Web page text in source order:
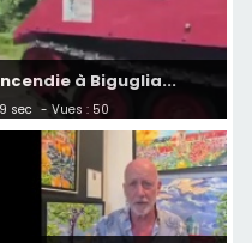
à Biguglia...
sec - Vues : 50